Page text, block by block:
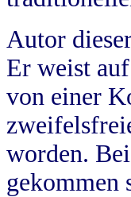
Autor
Er weist
von einer
worden.
gekommen